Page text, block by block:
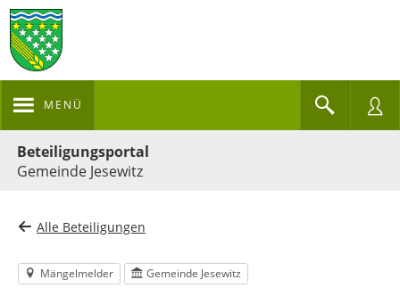
MENÜ
Beteiligungsportal
Gemeinde Jesewitz
Alle Beteiligungen
Mängelmelder
Gemeinde Jesewitz